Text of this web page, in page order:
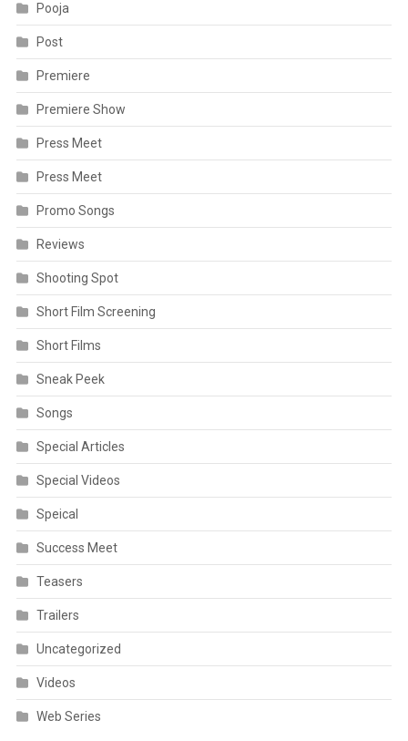
Pooja
Post
Premiere
Premiere Show
Press Meet
Press Meet
Promo Songs
Reviews
Shooting Spot
Short Film Screening
Short Films
Sneak Peek
Songs
Special Articles
Special Videos
Speical
Success Meet
Teasers
Trailers
Uncategorized
Videos
Web Series